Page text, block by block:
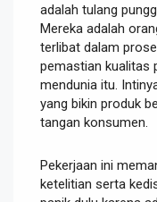
adalah tulang
Mereka adalah
terlibat dalam
pemastian kualitas
mendunia itu.
yang bikin produk
tangan konsumen.
Pekerjaan ini
ketelitian serta